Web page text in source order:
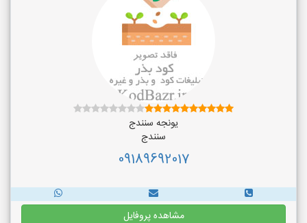
یونجه سنندج
سنندج
09189692017
مشاهده پروفایل